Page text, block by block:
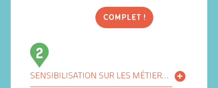
COMPLET !
SENSIBILISATION SUR LES MÉTIERS DES SERVICES À LA PERSONNE